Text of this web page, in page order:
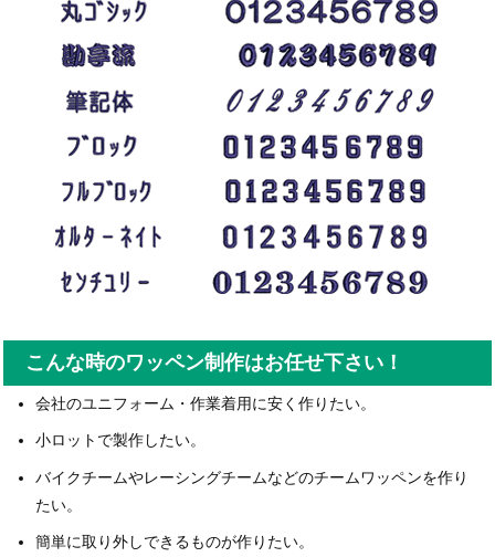
こんな時のワッペン制作はお任せ下さい！
会社のユニフォーム・作業着用に安く作りたい。
小ロットで製作したい。
バイクチームやレーシングチームなどのチームワッペンを作り
たい。
簡単に取り外しできるものが作りたい。